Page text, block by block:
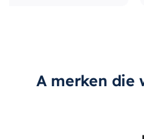
A merken die